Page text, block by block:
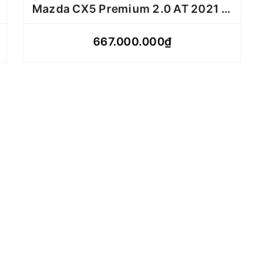
Mazda CX5 Premium 2.0 AT 2021 đỏ pha lê
667.000.000₫
CHI TIẾT